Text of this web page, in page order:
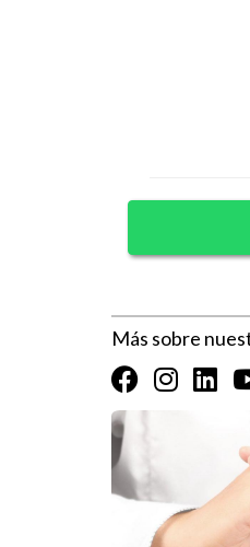
Estoy aquí
¿Cuál es el
¿Cuáles son
Además del
¿Es seguro
Sí, siempre
¿Qué debo
No dudes en
Más sobre